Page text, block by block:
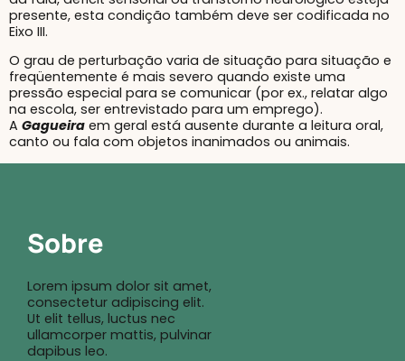
presente, esta condição também deve ser codificada no
Eixo III.
O grau de perturbação varia de situação para situação e
freqüentemente é mais severo quando existe uma
pressão especial para se comunicar (por ex., relatar algo
na escola, ser entrevistado para um emprego).
A Gagueira em geral está ausente durante a leitura oral,
canto ou fala com objetos inanimados ou animais.
Sobre
Lorem ipsum dolor sit amet,
consectetur adipiscing elit.
Ut elit tellus, luctus nec
ullamcorper mattis, pulvinar
dapibus leo.